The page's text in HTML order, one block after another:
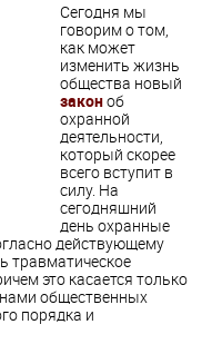
Сегодня мы
говорим о том,
как может
изменить жизнь
общества новый
законоб
охранной
деятельности,
который скорее
всего вступит в
силу. На
сегодняшний
день охранные
действующему
травматическое
это касается только
общественных
порядка и